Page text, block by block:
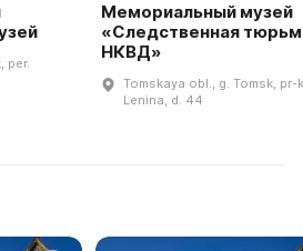
per.
Мемориальный музей
«Следственная
НКВД»
Tomskaya obl., g. Tomsk, pr-
Lenina, d. 44